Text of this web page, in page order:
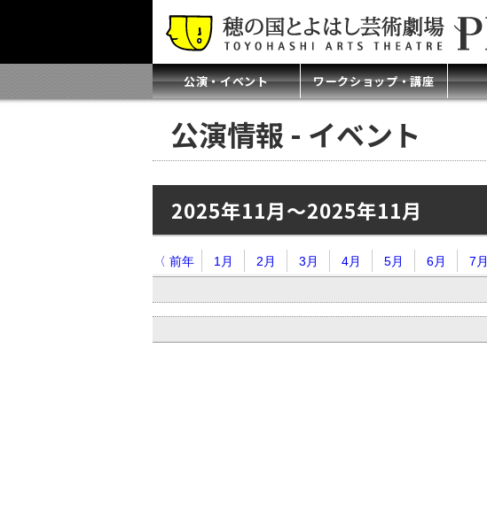
公演・イベント ワークショップ・講座
公演情報 - イベント
2025年11月～2025年11月
〈 前年 1月 2月 3月 4月 5月 6月 7月